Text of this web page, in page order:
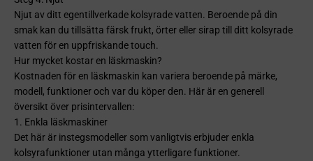
Njut av ditt egentillverkade kolsyrade vatten. Beroende på din
smak kan du tillsätta färsk frukt, örter eller sirap till ditt kolsyrade
vatten för en uppfriskande touch.
Hur mycket kostar en läskmaskin?
Kostnaden för en läskmaskin kan variera beroende på märke,
modell, funktioner och var du köper den. Här är en generell
översikt över prisintervallen:
1. Enkla läskmaskiner
Det här är instegsmodeller som vanligtvis erbjuder enkla
kolsyrafunktioner utan många ytterligare funktioner.